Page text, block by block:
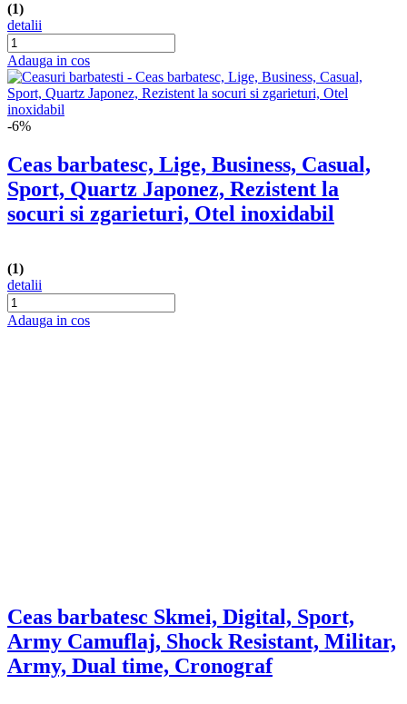
(1)
detalii
Adauga in cos
-6%
Ceas barbatesc, Lige, Business, Casual,
Sport, Quartz Japonez, Rezistent la
socuri si zgarieturi, Otel inoxidabil
(1)
detalii
Adauga in cos
Ceas barbatesc Skmei, Digital, Sport,
Army Camuflaj, Shock Resistant, Militar,
Army, Dual time, Cronograf